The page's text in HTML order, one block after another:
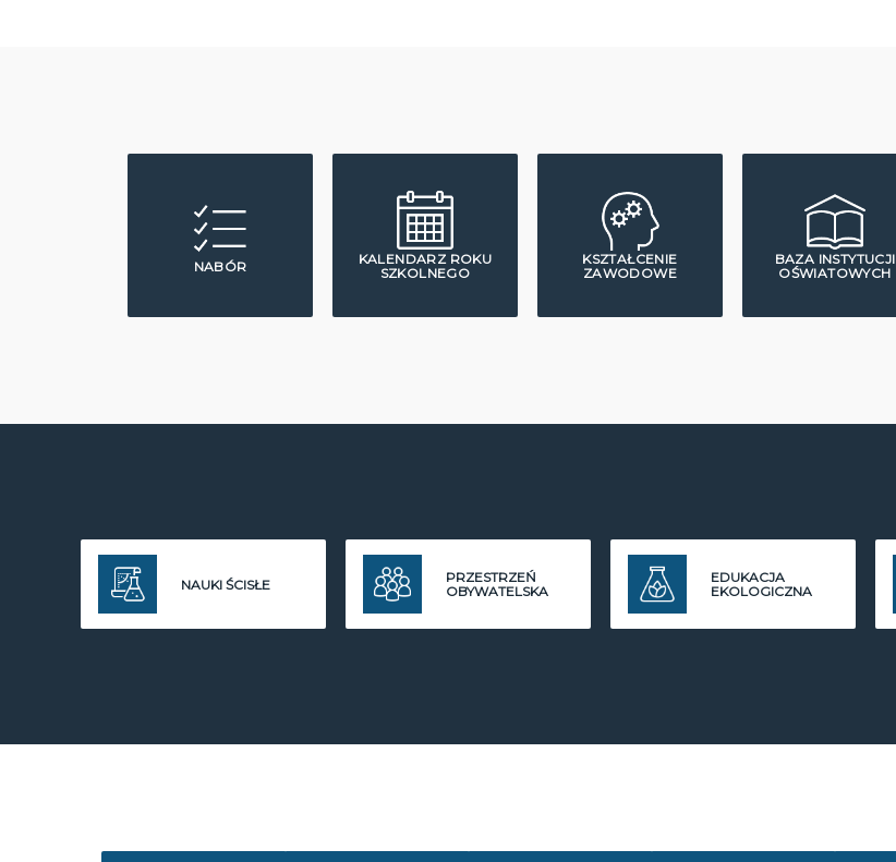
NABÓR
KALENDARZ ROKU
SZKOLNEGO
KSZTAŁCENIE
ZAWODOWE
BAZA INSTYTUCJI
OŚWIATOWYCH
NAUKI ŚCISŁE
PRZESTRZEŃ
OBYWATELSKA
EDUKACJA
EKOLOGICZNA